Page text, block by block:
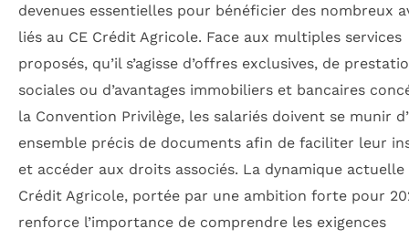
devenues essentielles pour bénéficier des nombreux
liés au CE Crédit Agricole. Face aux multiples services
proposés, qu’il s’agisse d’offres exclusives, de
sociales ou d’avantages immobiliers et bancaires
la Convention Privilège, les salariés doivent se munir
ensemble précis de documents afin de faciliter leur
et accéder aux droits associés. La dynamique actuelle
Crédit Agricole, portée par une ambition forte pour
renforce l’importance de comprendre les exigences